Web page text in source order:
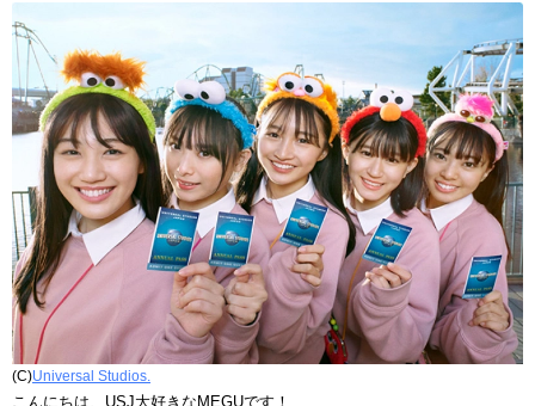
(C)Universal Studios.
こんにちは、USJ大好きなMEGUです！